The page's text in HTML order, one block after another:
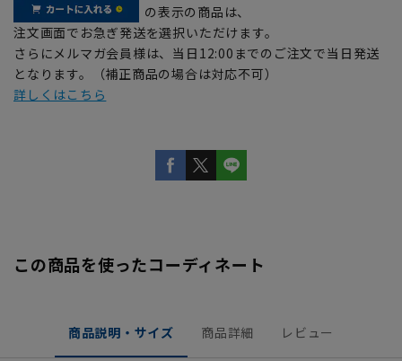
の表示の商品は、
注文画面でお急ぎ発送を選択いただけます。
さらにメルマガ会員様は、当日12:00までのご注文で当日発送
となります。（補正商品の場合は対応不可）
詳しくはこちら
この商品を使ったコーディネート
商品説明・サイズ 商品詳細 レビュー